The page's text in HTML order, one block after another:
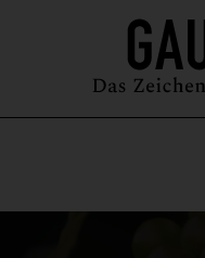
MAGAZIN GUIDE